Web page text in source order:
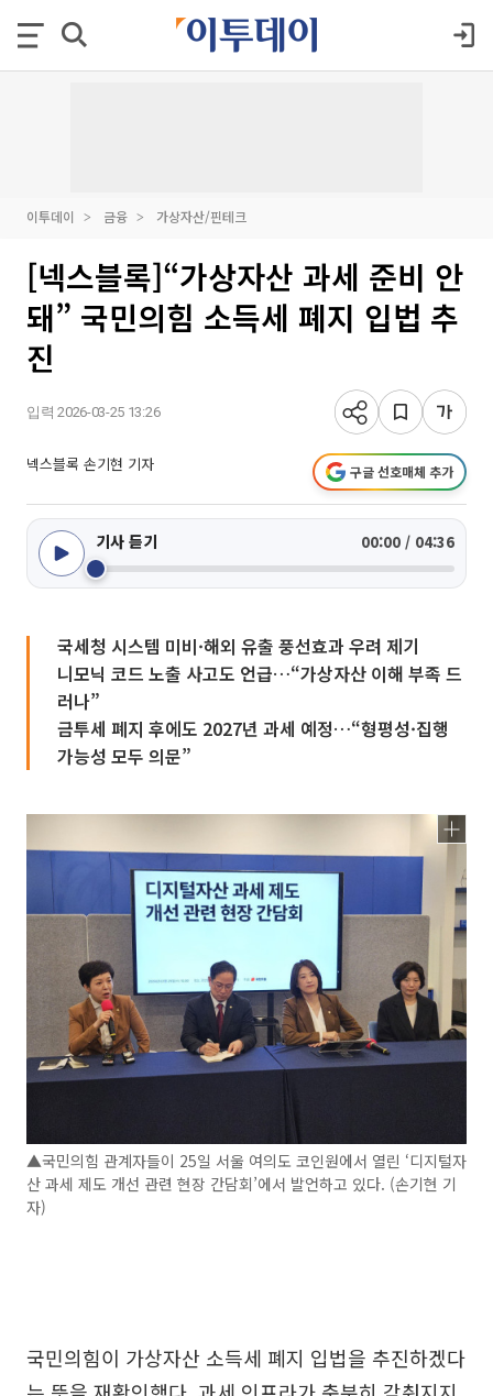
이투데이 금융 가상자산/핀테크
[넥스블록]“가상자산 과세 준비 안
돼” 국민의힘 소득세 폐지 입법 추
진
입력 2026-03-25 13:26
넥스블록 손기현 기자 구글 선호매체 추가
기사 듣기 00:00 / 04:36
국세청 시스템 미비·해외 유출 풍선효과 우려 제기
니모닉 코드 노출 사고도 언급…“가상자산 이해 부족 드
러나”
금투세 폐지 후에도 2027년 과세 예정…“형평성·집행
가능성 모두 의문”
▲국민의힘 관계자들이 25일 서울 여의도 코인원에서 열린 ‘디지털자
산 과세 제도 개선 관련 현장 간담회’에서 발언하고 있다. (손기현 기
자)
국민의힘이 가상자산 소득세 폐지 입법을 추진하겠다